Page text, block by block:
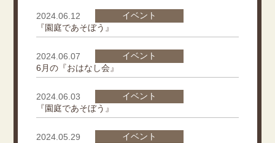
2024.06.12
イベント
『園庭であそぼう』
2024.06.07
イベント
6月の『おはなし会』
2024.06.03
イベント
『園庭であそぼう』
2024.05.29
イベント